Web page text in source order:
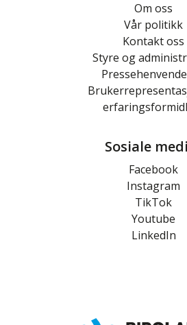
Om oss
Vår politikk
Kontakt oss
Styre og
Sosiale
Facebook
Instagram
TikTok
Youtube
LinkedIn